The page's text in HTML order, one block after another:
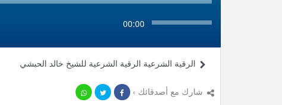
00:00
الرقية الشرعية الرقية الشرعية للشيخ خالد الحبشي
شارك مع أصدقائك ›